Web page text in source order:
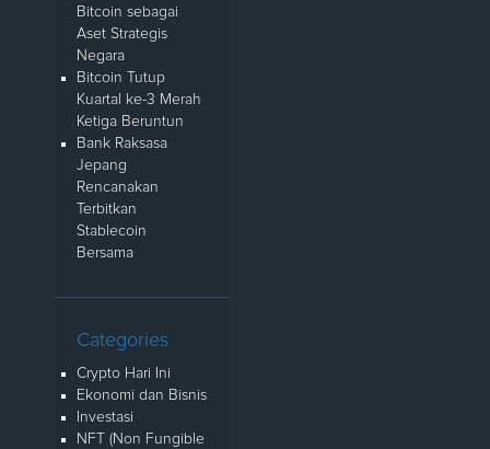
Bitcoin sebagai
Aset Strategis
Negara
Bitcoin Tutup
Kuartal ke-3 Merah
Ketiga Beruntun
Bank Raksasa
Jepang
Rencanakan
Terbitkan
Stablecoin
Bersama
Categories
Crypto Hari Ini
Ekonomi dan Bisnis
Investasi
NFT (Non Fungible